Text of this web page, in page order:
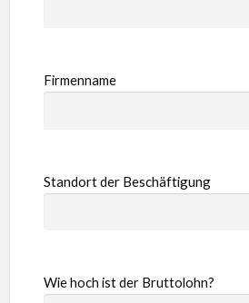
Firmenname
Standort der Beschäftigung
Wie hoch ist der Bruttolohn?